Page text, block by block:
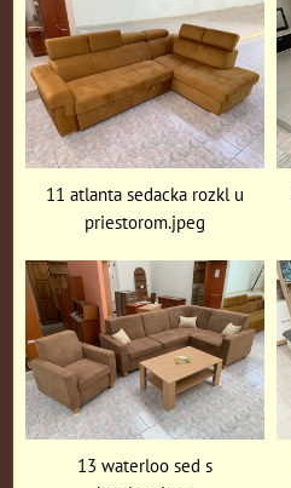
11 atlanta sedacka rozkl u
priestorom.jpeg
13 waterloo sed s